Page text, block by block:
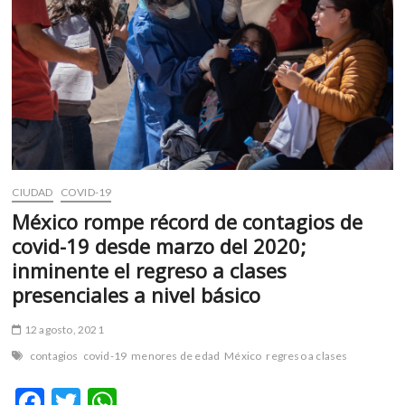
del
planeta
y
los
retos
globales
CIUDAD COVID-19
México rompe récord de contagios de
covid-19 desde marzo del 2020;
inminente el regreso a clases
presenciales a nivel básico
12 agosto, 2021
contagios covid-19 menores de edad México regreso a clases